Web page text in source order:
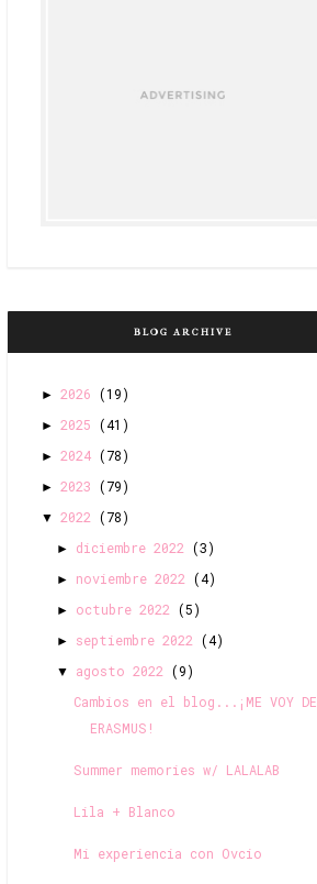
BLOG ARCHIVE
► 2026 (19)
► 2025 (41)
► 2024 (78)
► 2023 (79)
▼ 2022 (78)
► diciembre 2022 (3)
► noviembre 2022 (4)
► octubre 2022 (5)
► septiembre 2022 (4)
▼ agosto 2022 (9)
Cambios en el blog...¡ME VOY DE
ERASMUS!
Summer memories w/ LALALAB
Lila + Blanco
Mi experiencia con Ovcio